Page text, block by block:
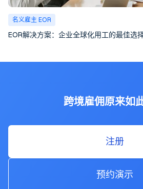
名义雇主 EOR
EOR解决方案：企业全球化用工的最佳选
跨境雇佣原来如
注册
预约演示